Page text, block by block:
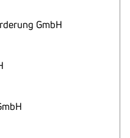
GmbH